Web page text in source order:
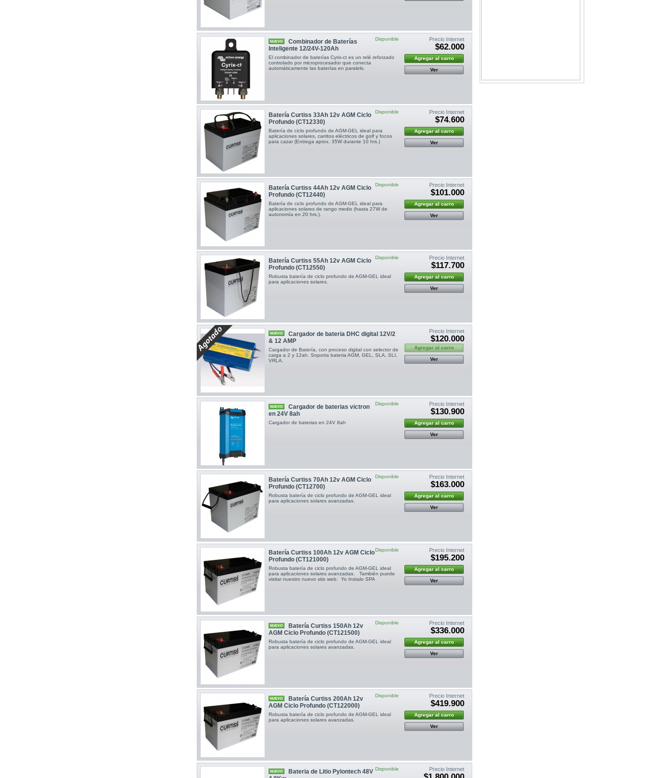
Disponible
NUEVO
Combinador de Baterías
Inteligente 12/24V-120Ah
El combinador de baterías Cyrix-ct es un relé reforzado
controlado por microprocesador que conecta
automáticamente las baterías en paralelo.
Precio Internet
$62.000
Agregar al carro
Ver
Disponible
Batería Curtiss 33Ah 12v AGM Ciclo
Profundo (CT12330)
Batería de ciclo profundo de AGM-GEL ideal para
aplicaciones solares, carritos eléctricos de golf y focos
para cazar (Entrega aprox. 35W durante 10 hrs.)
Precio Internet
$74.600
Agregar al carro
Ver
Disponible
Batería Curtiss 44Ah 12v AGM Ciclo
Profundo (CT12440)
Batería de ciclo profundo de AGM-GEL ideal para
aplicaciones solares de rango medio (hasta 27W de
autonomía en 20 hrs.).
Precio Internet
$101.000
Agregar al carro
Ver
Disponible
Batería Curtiss 55Ah 12v AGM Ciclo
Profundo (CT12550)
Robusta batería de ciclo profundo de AGM-GEL ideal
para aplicaciones solares.
Precio Internet
$117.700
Agregar al carro
Ver
NUEVO
Cargador de bateria DHC digital 12V/2
& 12 AMP
Cargador de Batería, con proceso digital con selector de
carga a 2 y 12ah. Soporta bateria AGM, GEL, SLA, SLI,
VRLA.
Precio Internet
$120.000
Agregar al carro
Ver
Disponible
NUEVO
Cargador de baterias victron
en 24V 8ah
Cargador de baterias en 24V 8ah
Precio Internet
$130.900
Agregar al carro
Ver
Disponible
Batería Curtiss 70Ah 12v AGM Ciclo
Profundo (CT12700)
Robusta batería de ciclo profundo de AGM-GEL ideal
para aplicaciones solares avanzadas.
Precio Internet
$163.000
Agregar al carro
Ver
Disponible
Batería Curtiss 100Ah 12v AGM Ciclo
Profundo (CT121000)
Robusta batería de ciclo profundo de AGM-GEL ideal
para aplicaciones solares avanzadas. También puede
visitar nuestro nuevo stio web: Yo Instalo SPA
Precio Internet
$195.200
Agregar al carro
Ver
Disponible
NUEVO
Batería Curtiss 150Ah 12v
AGM Ciclo Profundo (CT121500)
Robusta batería de ciclo profundo de AGM-GEL ideal
para aplicaciones solares avanzadas.
Precio Internet
$336.000
Agregar al carro
Ver
Disponible
NUEVO
Batería Curtiss 200Ah 12v
AGM Ciclo Profundo (CT122000)
Robusta batería de ciclo profundo de AGM-GEL ideal
para aplicaciones solares avanzadas.
Precio Internet
$419.900
Agregar al carro
Ver
Disponible
NUEVO
Bateria de Litio Pylontech 48V
Precio Internet